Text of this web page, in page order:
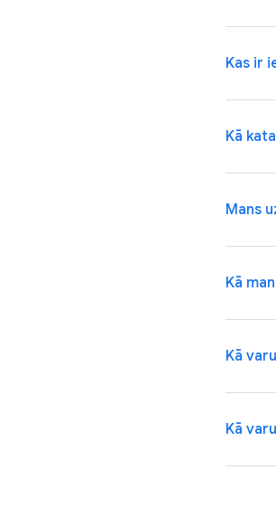
Kas ir
Kā
Mans
Kā
Kā
Kā